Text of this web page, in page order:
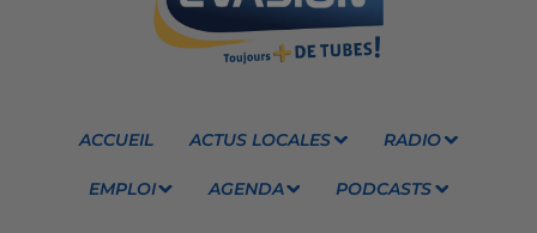
ACCUEIL ACTUS LOCALES RADIO
EMPLOI AGENDA PODCASTS